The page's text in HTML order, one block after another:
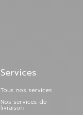
Services
Tous nos services
Nos services de
livraison